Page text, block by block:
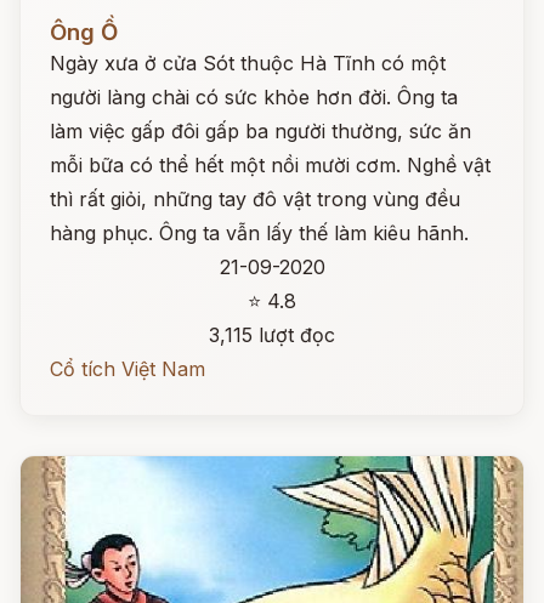
Đọc ngay
Ông Ồ
Ngày xưa ở cửa Sót thuộc Hà Tĩnh có một
người làng chài có sức khỏe hơn đời. Ông ta
làm việc gấp đôi gấp ba người thường, sức ăn
mỗi bữa có thể hết một nồi mười cơm. Nghề vật
thì rất giỏi, những tay đô vật trong vùng đều
hàng phục. Ông ta vẫn lấy thế làm kiêu hãnh.
21-09-2020
⭐ 4.8
3,115 lượt đọc
Cổ tích Việt Nam